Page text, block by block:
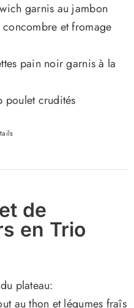
garnis au jambon
concombre et fromage
pain noir garnis à la
poulet crudités
de
en Trio
plateau:
au thon et légumes fraîs